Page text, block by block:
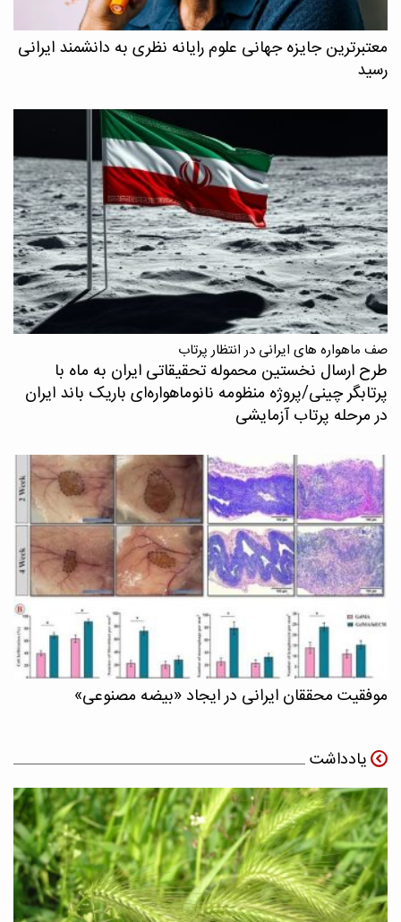
معتبرترین جایزه جهانی علوم رایانه نظری به دانشمند ایرانی
رسید
صف ماهواره های ایرانی در انتظار پرتاب
طرح ارسال نخستین محموله تحقیقاتی ایران به ماه با
پرتابگر چینی/پروژه منظومه نانوماهواره‌ای باریک باند ایران
در مرحله پرتاب آزمایشی
موفقیت محققان ایرانی در ایجاد «بیضه مصنوعی»
یادداشت